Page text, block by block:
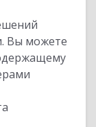
Вы можете